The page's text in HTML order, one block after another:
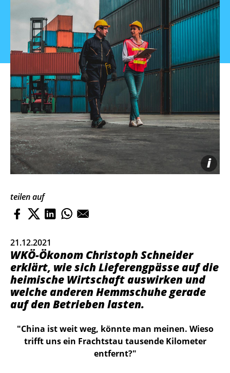
i
teilen auf
21.12.2021
WKÖ-Ökonom Christoph Schneider
erklärt, wie sich Lieferengpässe auf die
heimische Wirtschaft auswirken und
welche anderen Hemmschuhe gerade
auf den Betrieben lasten.
"China ist weit weg, könnte man meinen. Wieso
trifft uns ein Frachtstau tausende Kilometer
entfernt?"